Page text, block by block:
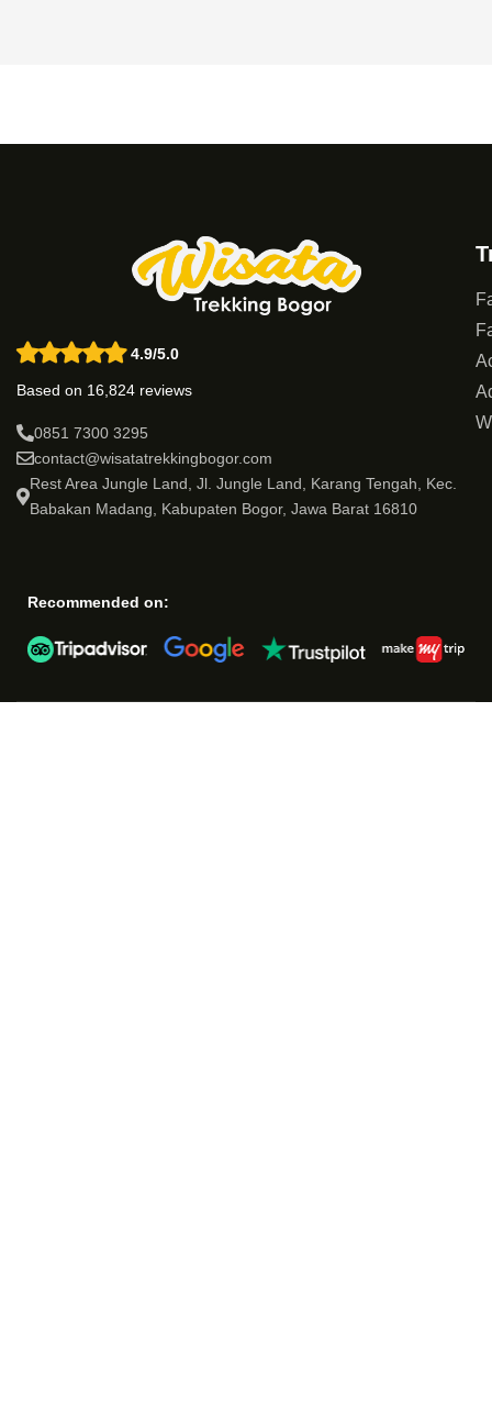
4.9/5.0
Based on 16,824 reviews
0851 7300 3295
contact@wisatatrekkingbogor.com
Rest Area Jungle Land, Jl. Jungle Land, Karang Tengah, Kec.
Babakan Madang, Kabupaten Bogor, Jawa Barat 16810
Recommended on: